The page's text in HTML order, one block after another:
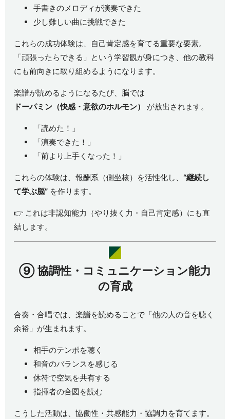
手書きのメロディが演奏できた
少し難しい曲に挑戦できた
これらの成功体験は、自己肯定感を育てる重要な要素。
「頑張ったらできる」という学習観が身につき、他の教科
にも前向きに取り組めるようになります。
楽譜が読めるようになるたび、脳では
ドーパミン（快感・意欲のホルモン）
が放出されます。
「読めた！」
「演奏できた！」
「前より上手くなった！」
これらの体験は、報酬系（側坐核）を活性化し、“継続し
て学ぶ脳” を作ります。
👉 これは非認知能力（やり抜く力・自己肯定感）にも直
結します。
⑨協調性・コミュニケーション能力
の育成
合奏・合唱では、楽譜を読めることで「他の人の音を聴く
余裕」が生まれます。
相手のテンポを聴く
和音のバランスを感じる
休符で空気を共有する
指揮者の合図を読む
こうした活動は、協働性・共感能力・協調力を育てます。